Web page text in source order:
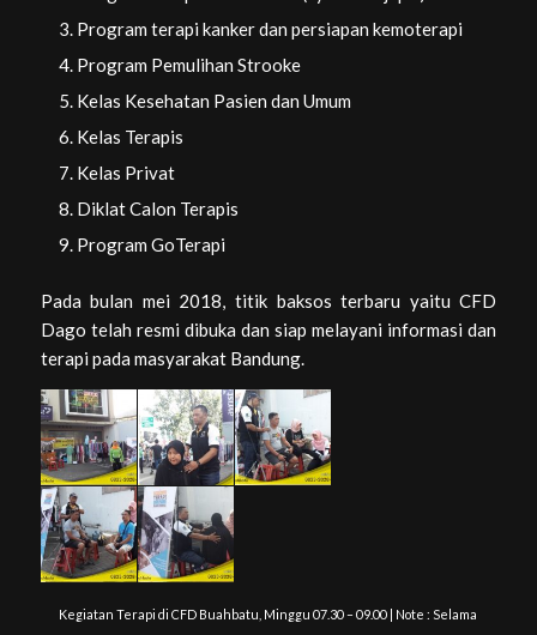
Program terapi kanker dan persiapan kemoterapi
Program Pemulihan Strooke
Kelas Kesehatan Pasien dan Umum
Kelas Terapis
Kelas Privat
Diklat Calon Terapis
Program GoTerapi
Pada bulan mei 2018, titik baksos terbaru yaitu CFD
Dago telah resmi dibuka dan siap melayani informasi dan
terapi pada masyarakat Bandung.
Kegiatan Terapi di CFD Buahbatu, Minggu 07.30 – 09.00 | Note : Selama